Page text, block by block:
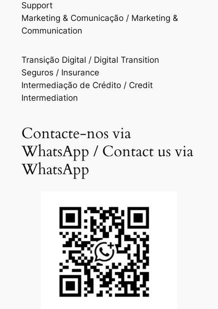
Support
Marketing & Comunicação / Marketing &
Communication
Transição Digital / Digital Transition
Seguros / Insurance
Intermediação de Crédito / Credit
Intermediation
Contacte-nos via
WhatsApp / Contact us via
WhatsApp